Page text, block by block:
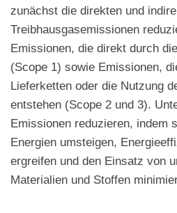
zunächst die direkten und
Treibhausgasemissionen
Emissionen, die direkt durch
(Scope 1) sowie Emissionen,
Lieferketten oder die Nutzung
entstehen (Scope 2 und 3).
Emissionen reduzieren, indem
Energien umsteigen,
ergreifen und den Einsatz von
Materialien und Stoffen